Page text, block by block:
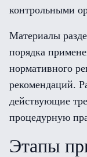
контрольными
Материалы
порядка
нормативного
рекомендаций.
действующие
процедурную
Этапы